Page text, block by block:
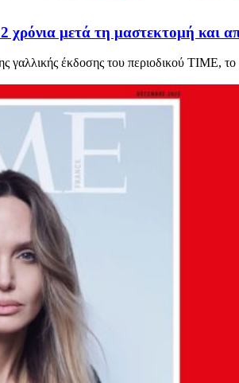
χρόνια μετά τη μαστεκτομή και
έκδοσης του περιοδικού TIME, το